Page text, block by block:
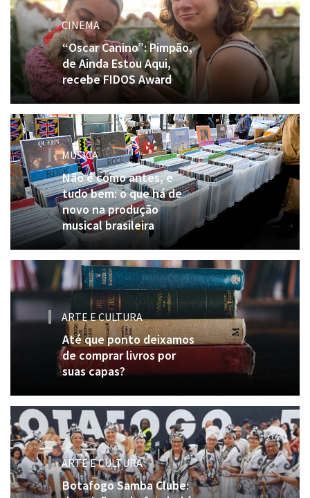
CINEMA
“Oscar Canino”: Pimpão,
de Ainda Estou Aqui,
recebe FIDOS Award
MÚSICA
Não é como antes, e
tudo bem: o que há de
novo na produção
musical brasileira
ARTE E CULTURA
Até que ponto deixamos
de comprar livros por
suas capas?
ARTE E CULTURA
Botafogo Samba Clube: